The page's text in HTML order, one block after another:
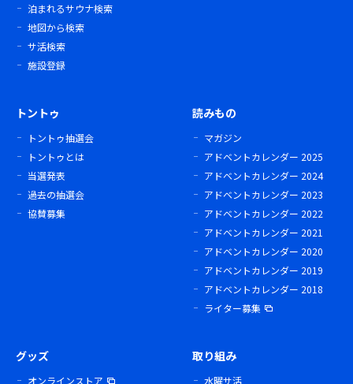
泊まれるサウナ検索
地図から検索
サ活検索
施設登録
トントゥ
トントゥ抽選会
トントゥとは
当選発表
過去の抽選会
協賛募集
読みもの
マガジン
アドベントカレンダー 2025
アドベントカレンダー 2024
アドベントカレンダー 2023
アドベントカレンダー 2022
アドベントカレンダー 2021
アドベントカレンダー 2020
アドベントカレンダー 2019
アドベントカレンダー 2018
ライター募集
グッズ
オンラインストア
取り組み
水曜サ活